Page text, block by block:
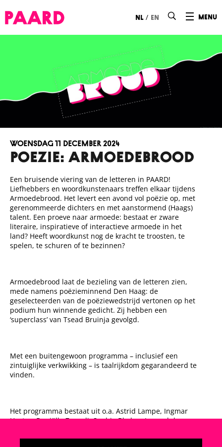
menu
nl / en
POEZIE: ARMOEDEBROOD
woensdag 11 december 2024
Een bruisende viering van de letteren in PAARD!
Liefhebbers en woordkunstenaars treffen elkaar tijdens
Armoedebrood. Het levert een avond vol poëzie op, met
gerenommeerde dichters en met aanstormend (Haags)
talent. Een proeve naar armoede: bestaat er zware
literaire, inspiratieve of interactieve armoede in het
land? Heeft woordkunst nog de kracht te troosten, te
spelen, te schuren of te bezinnen?
Armoedebrood laat de bezieling van de letteren zien,
mede namens poëzieminnend Den Haag: de
geselecteerden van de poëziewedstrijd vertonen op het
podium hun winnende gedicht. Zij hebben een
‘superclass’ van Tsead Bruinja gevolgd.
Met een buitengewoon programma – inclusief een
zintuiglijke verkwikking – is taalrijkdom gegarandeerd te
vinden.
Het programma bestaat uit o.a. Astrid Lampe, Ingmar
Heytze, Daniëlle Zawadi, Sophia Blyden, Lemuel de